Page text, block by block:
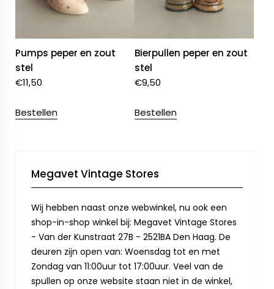
Pumps peper en zout
stel
€11,50
Bestellen
Bierpullen peper en zout
stel
€9,50
Bestellen
Megavet Vintage Stores
Wij hebben naast onze webwinkel, nu ook een
shop-in-shop winkel bij: Megavet Vintage Stores
- Van der Kunstraat 27B - 2521BA Den Haag. De
deuren zijn open van: Woensdag tot en met
Zondag van 11:00uur tot 17:00uur. Veel van de
spullen op onze website staan niet in de winkel,